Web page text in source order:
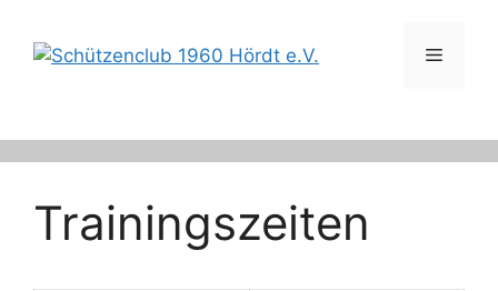
Inhalt
springen
Menü
Trainingszeiten